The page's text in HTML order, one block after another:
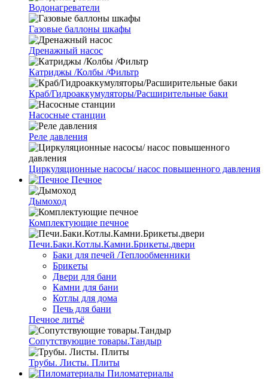
Водонагреватели
Газовые баллоны шкафы
Дренажный насос
Катриджы /Колбы /Фильтр
Краб/Гидроаккумуляторы/Расширительные баки
Насосные станции
Реле давления
Циркуляционные насосы/ насос повышенного давления
Печное
Дымоход
Комплектующие печное
Печи.Баки.Котлы.Камни.Брикеты.двери
Баки для печей /Теплообменники
Брикеты
Двери для бани
Камни для бани
Котлы для дома
Печь для бани
Печное литьё
Сопутствующие товары.Тандыр
Трубы. Листы. Плиты
Пиломатериалы